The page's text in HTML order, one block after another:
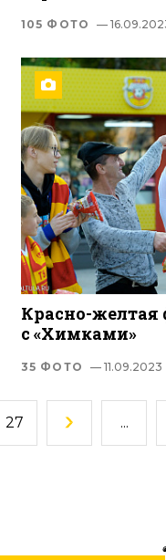
105 ФОТО —
Красно-желтая
с «Химками»
35 ФОТО — 11.09.2023
27 ...